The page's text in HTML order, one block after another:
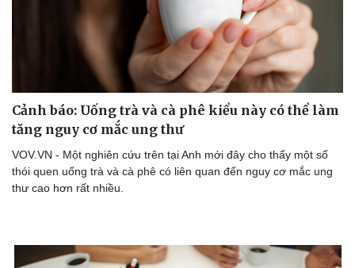
Phòng mạch online
Ăn sạch sống khỏe
Cảnh báo: Uống trà và cà phê kiểu này có thể làm
tăng nguy cơ mắc ung thư
VOV.VN - Một nghiên cứu trên tại Anh mới đây cho thấy một số
thói quen uống trà và cà phê có liên quan đến nguy cơ mắc ung
thư cao hơn rất nhiều.